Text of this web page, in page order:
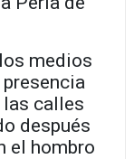
medios
calles
después
el hombro